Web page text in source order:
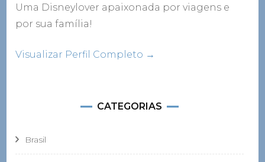
Uma Disneylover apaixonada por viagens e
por sua família!
Visualizar Perfil Completo →
CATEGORIAS
Brasil